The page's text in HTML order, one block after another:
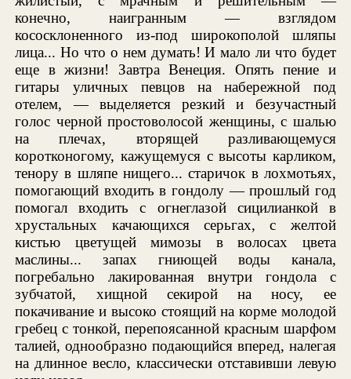
конечно, наигранным — взглядом
кососклоненного из-под широкополой шляпы
лица... Но что о нем думать! И мало ли что будет
еще в жизни! Завтра Венеция. Опять пение и
гитары уличных певцов на набережной под
отелем, — выделяется резкий и безучастный
голос черной простоволосой женщины, с шалью
на плечах, вторящей разливающемуся
коротконогому, кажущемуся с высоты карликом,
тенору в шляпе нищего... старичок в лохмотьях,
помогающий входить в гондолу — прошлый год
помогал входить с огнеглазой сицилианкой в
хрустальных качающихся серьгах, с желтой
кистью цветущей мимозы в волосах цвета
маслины... запах гниющей воды канала,
погребально лакированная внутри гондола с
зубчатой, хищной секирой на носу, ее
покачивание и высоко стоящий на корме молодой
гребец с тонкой, перепоясанной красным шарфом
талией, однообразно подающийся вперед, налегая
на длинное весло, классически отставивши левую